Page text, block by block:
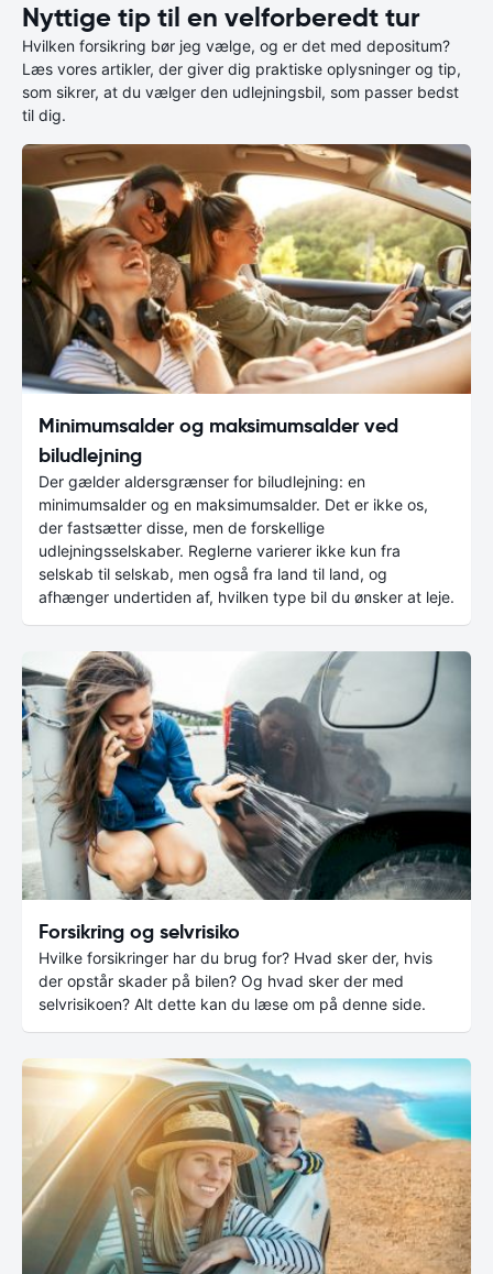
Nyttige tip til en velforberedt tur
Hvilken forsikring bør jeg vælge, og er det med depositum?
Læs vores artikler, der giver dig praktiske oplysninger og tip,
som sikrer, at du vælger den udlejningsbil, som passer bedst
til dig.
Minimumsalder og maksimumsalder ved
biludlejning
Der gælder aldersgrænser for biludlejning: en
minimumsalder og en maksimumsalder. Det er ikke os,
der fastsætter disse, men de forskellige
udlejningsselskaber. Reglerne varierer ikke kun fra
selskab til selskab, men også fra land til land, og
afhænger undertiden af, hvilken type bil du ønsker at leje.
Forsikring og selvrisiko
Hvilke forsikringer har du brug for? Hvad sker der, hvis
der opstår skader på bilen? Og hvad sker der med
selvrisikoen? Alt dette kan du læse om på denne side.